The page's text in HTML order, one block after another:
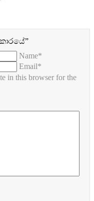
Name*
Email*
in this browser for the